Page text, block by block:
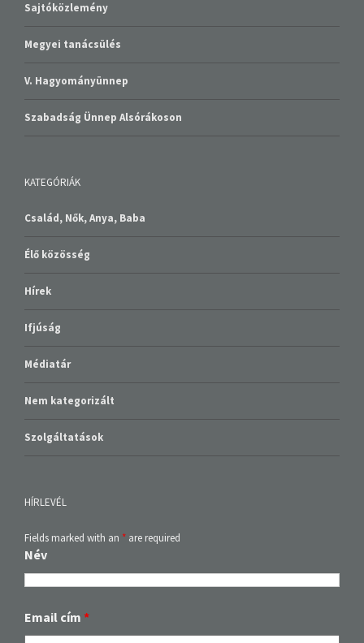
Sajtóközlemény
Megyei tanácsülés
V. Hagyományünnep
Szabadság Ünnep Alsórákoson
KATEGÓRIÁK
Család, Nők, Anya, Baba
Élő közösség
Hírek
Ifjúság
Médiatár
Nem kategorizált
Szolgáltatások
HÍRLEVÉL
Fields marked with an * are required
Név
Email cím *